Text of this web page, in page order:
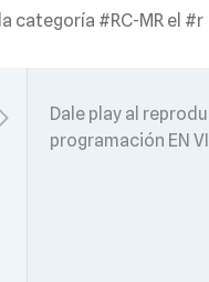
categoría #RC-MR el #r
Dale play al
programación EN